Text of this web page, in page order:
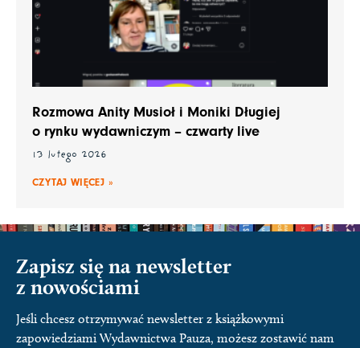
Rozmowa Anity Musioł i Moniki Długiej
o rynku wydawniczym – czwarty live
13 lutego 2026
CZYTAJ WIĘCEJ »
Zapisz się na newsletter
z nowościami
Jeśli chcesz otrzymywać newsletter z książkowymi
zapowiedziami Wydawnictwa Pauza, możesz zostawić nam